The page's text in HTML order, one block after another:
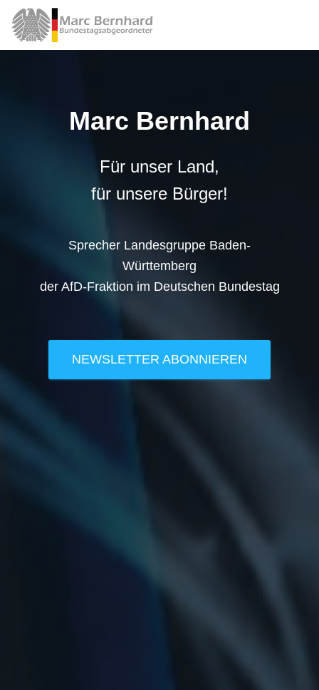
Marc Bernhard
Für unser Land,
für unsere Bürger!
Sprecher Landesgruppe Baden-
Württemberg
der AfD-Fraktion im Deutschen Bundestag
NEWSLETTER ABONNIEREN